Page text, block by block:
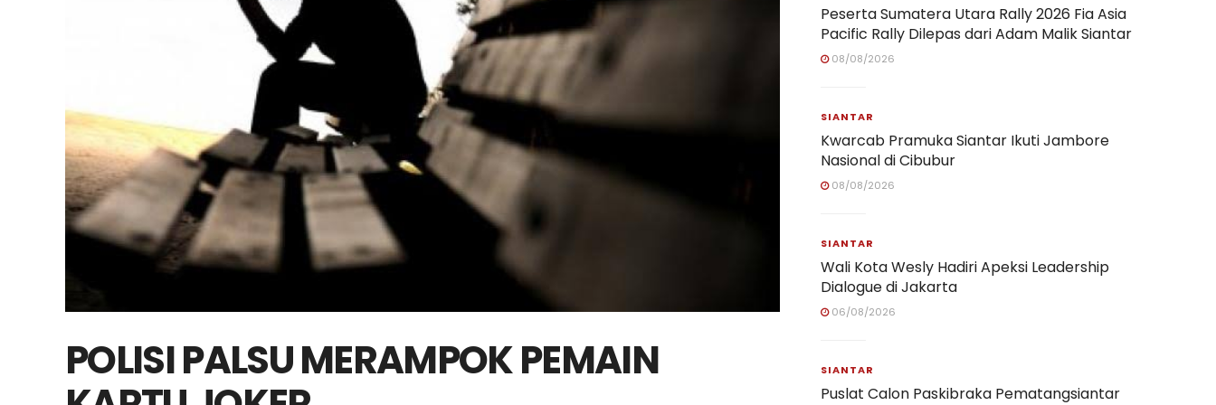
POLISI PALSU MERAMPOK PEMAIN
Peserta Sumatera Utara Rally 2026 Fia Asia
Pacific Rally Dilepas dari Adam Malik Siantar
08/08/2026
SIANTAR
Kwarcab Pramuka Siantar Ikuti Jambore
Nasional di Cibubur
08/08/2026
SIANTAR
Wali Kota Wesly Hadiri Apeksi Leadership
Dialogue di Jakarta
06/08/2026
SIANTAR
Puslat Calon Paskibraka Pematangsiantar